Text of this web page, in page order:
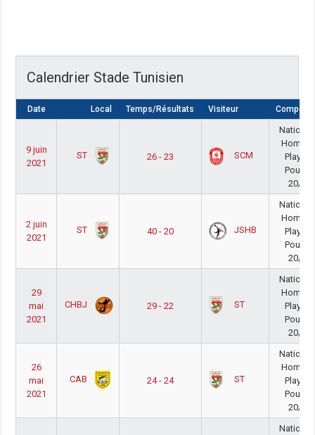
Calendrier Stade Tunisien
Date Local Temps/Résultats Visiteur
9 juin
2021
ST 26 - 23 SCM
National
PlayOut
Poule A
20/21
2 juin
2021
ST 40 - 20 JSHB
National
PlayOut
Poule A
20/21
29
mai
2021
CHBJ 29 - 22 ST
National
PlayOut
Poule A
20/21
26
mai
2021
CAB 24 - 24 ST
National
PlayOut
Poule A
20/21
National